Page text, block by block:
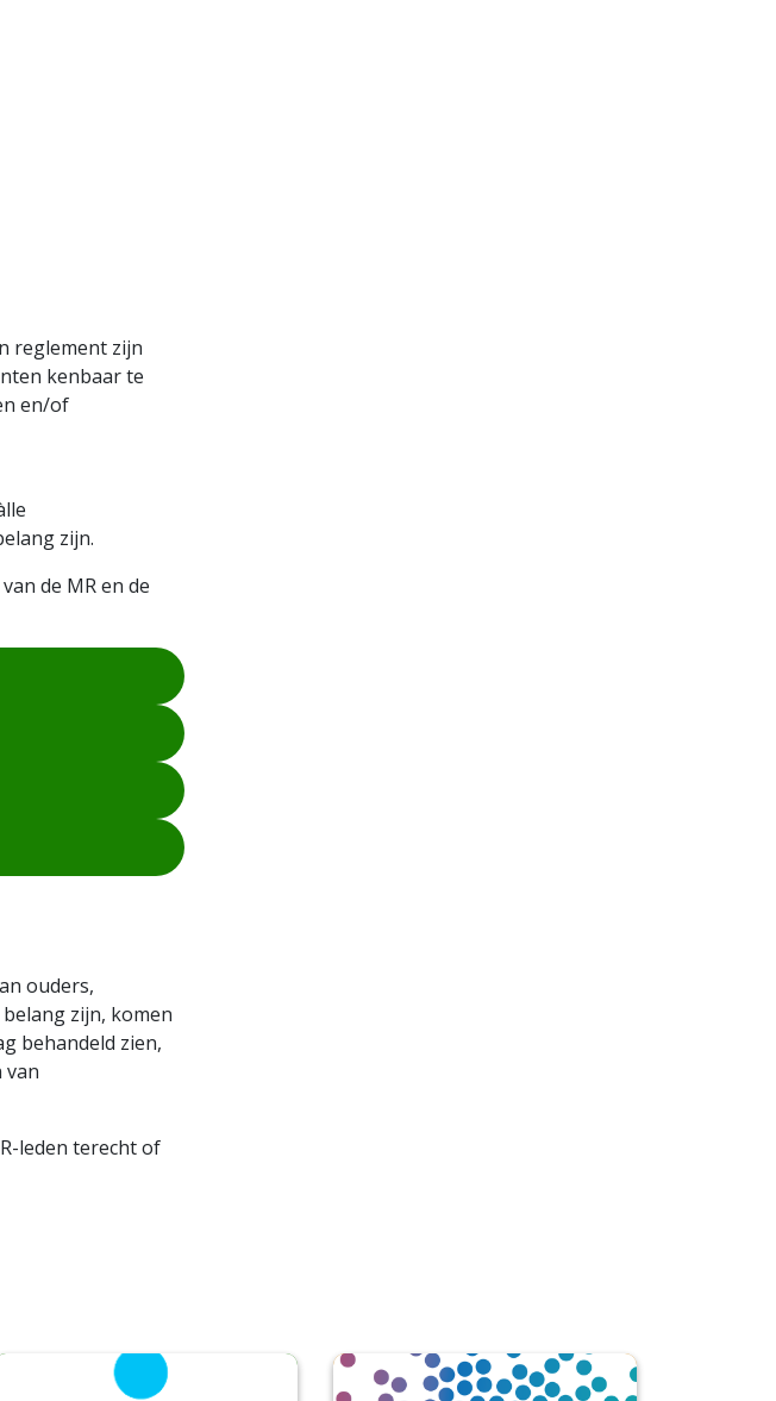
reglement zijn
kenbaar te
en/of
zijn.
de MR en de
ouders,
zijn, komen
behandeld zien,
van
leden terecht of